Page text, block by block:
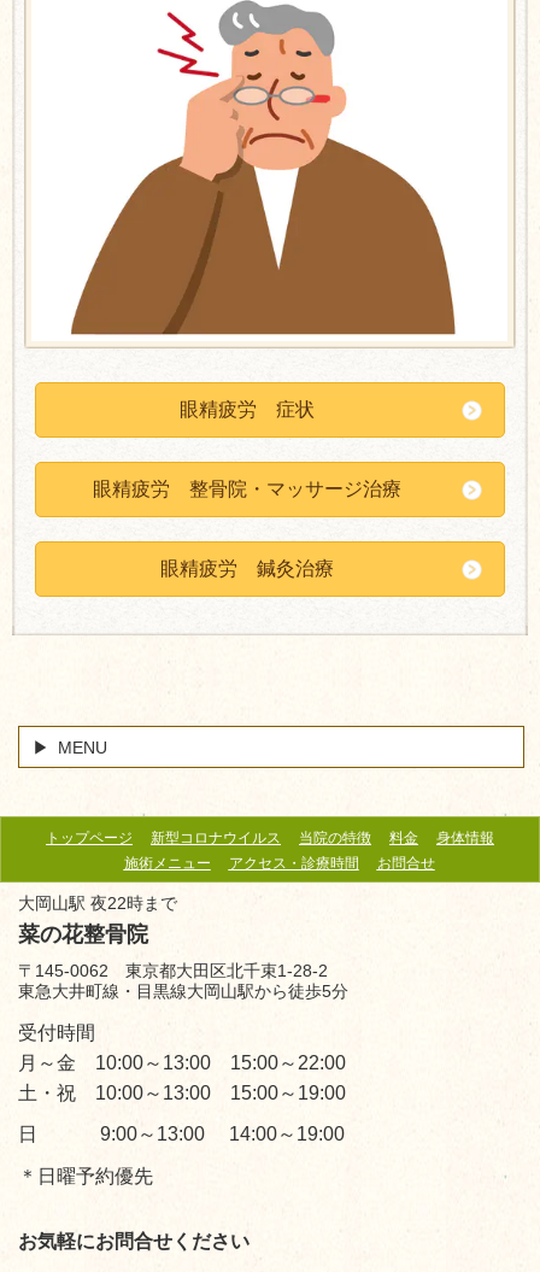
眼精疲労 症状
眼精疲労 整骨院・マッサージ治療
眼精疲労 鍼灸治療
MENU
トップページ 新型コロナウイルス 当院の特徴 料金
身体情報
施術メニュー
アクセス・診療時間 お問合せ
大岡山駅 夜22時まで
菜の花整骨院
〒145-0062 東京都大田区北千束1-28-2
東急大井町線・目黒線大岡山駅から徒歩5分
受付時間
月～金 10:00～13:00 15:00～22:00
土・祝 10:00～13:00 15:00～19:00
日 9:00～13:00 14:00～19:00
＊日曜予約優先
お気軽にお問合せください